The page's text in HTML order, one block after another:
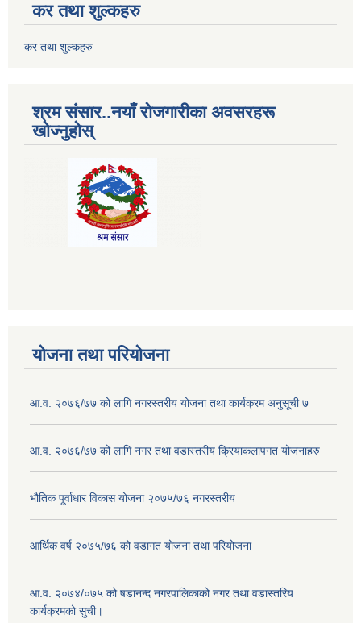
कर तथा शुल्कहरु
कर तथा शुल्कहरु
श्रम संसार..नयाँ रोजगारीका अवसरहरू
खोज्नुहोस्
योजना तथा परियोजना
आ.व. २०७६/७७ को लागि नगरस्तरीय योजना तथा कार्यक्रम अनुसूची ७
आ.व. २०७६/७७ को लागि नगर तथा वडास्तरीय क्रियाकलापगत योजनाहरु
भौतिक पूर्वाधार विकास योजना २०७५/७६ नगरस्तरीय
आर्थिक वर्ष २०७५/७६ को वडागत योजना तथा परियोजना
आ.व. २०७४/०७५ को षडानन्द नगरपालिकाको नगर तथा वडास्तरिय
कार्यक्रमको सुची।